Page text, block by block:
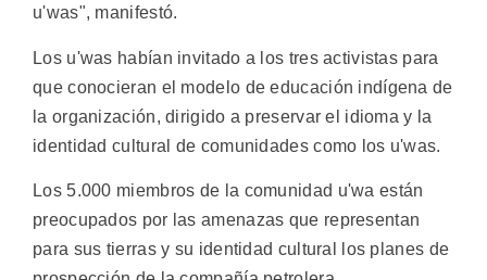
u'was", manifestó.
Los u'was habían invitado a los tres activistas para
que conocieran el modelo de educación indígena de
la organización, dirigido a preservar el idioma y la
identidad cultural de comunidades como los u'was.
Los 5.000 miembros de la comunidad u'wa están
preocupados por las amenazas que representan
para sus tierras y su identidad cultural los planes de